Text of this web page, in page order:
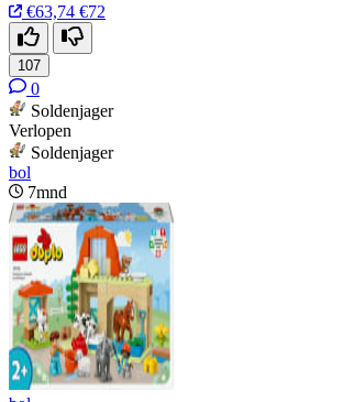
€63,74 €72
107
0
Soldenjager
Verlopen
Soldenjager
bol
7mnd